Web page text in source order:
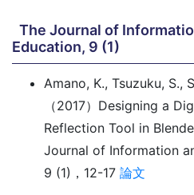
The Journal of
Education, 9 (1)
Amano, K., Tsuzuku, S.,
（2017）Designing a
Reflection Tool in
Journal of Information
9 (1)，12-17 論文